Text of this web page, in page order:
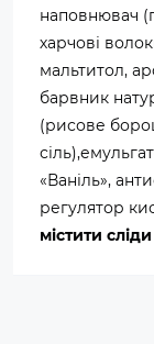
наповнювач
харчові
мальтитол,
барвник
(рисове
«Ваніль»,
регулятор
містити